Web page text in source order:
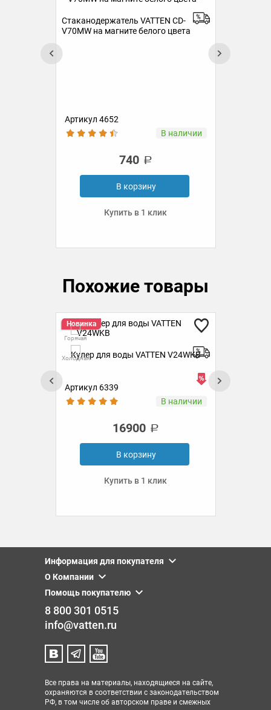
Стаканодержатель VATTEN CD-
Артикул 4649
В наличии
680
В корзину
Купить в 1 клик
Похожие товары
Скидка 5%
Хит
Горячая
Холодная
Кулер для воды VATTEN V46WKB
Артикул 5572
В наличии
17100 18800
В корзину
Купить в 1 клик
Информация для покупателя
О Компании
Помощь покупателю
8 800 301 0515
info@vatten.ru
Все права на материалы, находящиеся на сайте,
охраняются в соответствии с законодательством
РФ, в том числе об авторском праве и смежных